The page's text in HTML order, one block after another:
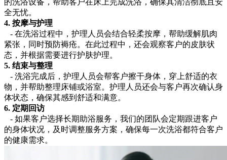
的洗浴设备，帮助客户在床上完成洗浴，确保其清洁彻底且安
全无忧。
4. 按摩与护理
- 在洗浴过程中，护理人员会结合轻柔按摩，帮助缓解肌肉
紧张，同时预防褥疮。在此过程中，还会观察客户的皮肤状
态，并根据需要进行护肤护理。
5. 结束与整理
- 洗浴完成后，护理人员会帮客户擦干身体，穿上舒适的衣
物，并帮助整理床铺或浴室。护理人员还会与客户再次确认身
体状态，确保其感到舒适和满意。
6. 定期回访
- 如果客户选择长期助浴服务，我们的团队会定期跟进客户
的身体状况，及时调整服务方案，确保每一次洗浴都符合客户
的健康需求。